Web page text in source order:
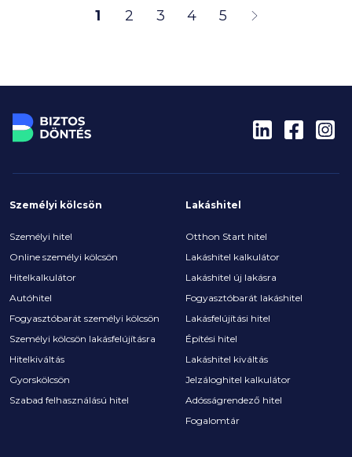
1 2 3 4 5
Személyi kölcsön
Személyi hitel
Online személyi kölcsön
Hitelkalkulátor
Autóhitel
Fogyasztóbarát személyi kölcsön
Személyi kölcsön lakásfelújításra
Hitelkiváltás
Gyorskölcsön
Szabad felhasználású hitel
Lakáshitel
Otthon Start hitel
Lakáshitel kalkulátor
Lakáshitel új lakásra
Fogyasztóbarát lakáshitel
Lakásfelújítási hitel
Építési hitel
Lakáshitel kiváltás
Jelzáloghitel kalkulátor
Adósságrendező hitel
Fogalomtár